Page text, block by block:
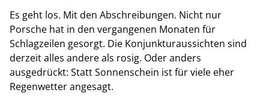
Es geht los. Mit den Abschreibungen. Nicht nur
Porsche hat in den vergangenen Monaten für
Schlagzeilen gesorgt. Die Konjunkturaussichten sind
derzeit alles andere als rosig. Oder anders
ausgedrückt: Statt Sonnenschein ist für viele eher
Regenwetter angesagt.